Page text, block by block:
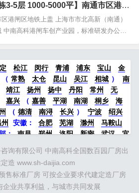
厂房（3拼厂房、4拼厂房）；共计18个单元
主体均为3层或4层：首层高度为8.1米；二
为4.2米；...
栋3-5层 1000-5000平】南通市区港闸
上盖 上海市市北高新（南通）科技
高科港闸车创产业园 标准研发办公
出售
港闸区地铁上盖 上海市市北高新（南通）
中南高科港闸车创产业园，标准研发办公楼
上海一小时都市圈，紧邻地铁一号线幸余路
通市第二中学对面【价格】：4600-4800...
松江 闵行 青浦 浦东 宝山
金
（ 常熟 太仓 昆山 吴江 相城 ）
南
靖江 扬州 扬中 丹阳 常州
无
嘉兴 （ 嘉善 平湖 南湖 桐乡
海
（ 德清 南浔 长兴 ） 宁波
绍兴
安徽： 合肥 芜湖 滁州
马鞍山
： 南昌 郑州 洛阳 新密 武汉
宜
（ 固安 香河 大厂 永清 三河
霸
水 ） 太原 晋中 沈阳
唐山 潍坊 德州 威海 烟台
青岛
江门 惠州 肇庆 中山 佛山
询有限公司 中南高科全国数百园厂房出
造 www.sh-daijia.com
售标准厂房 可按企业要求代建定造厂房
企业共享利益，与城市共同发展